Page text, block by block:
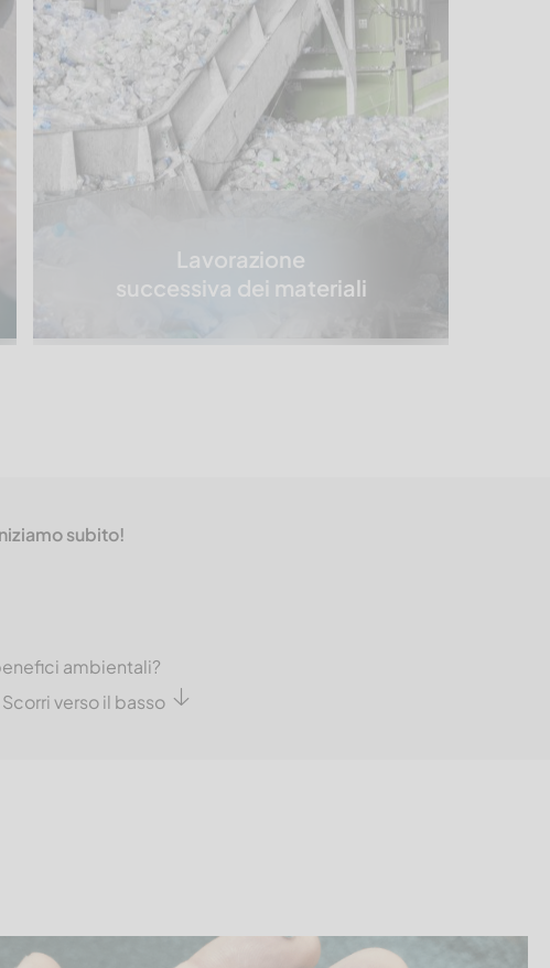
Lavorazione
successiva dei materiali
subito!
ambientali?
verso il basso